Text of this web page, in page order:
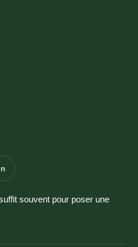
souvent pour poser une